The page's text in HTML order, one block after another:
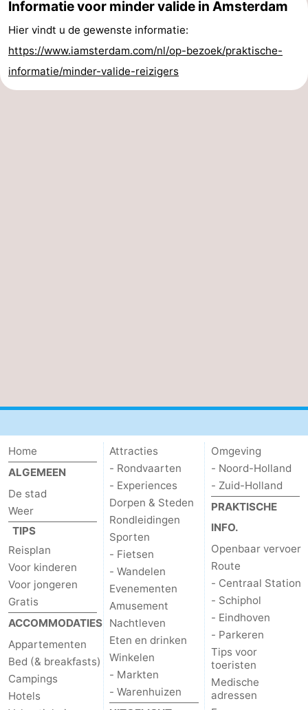
Station
Schiphol
Eindhoven
-
Informatie voor minder valide in Amsterdam
Hier vindt u de gewenste informatie:
https://www.iamsterdam.com/nl/op-bezoek/praktische-
informatie/minder-valide-reizigers
Home
ALGEMEEN
De stad
Weer
TIPS
Reisplan
Voor kinderen
Voor jongeren
Gratis
ACCOMMODATIES
Appartementen
Bed (& breakfasts)
Campings
Hotels
Attracties
- Rondvaarten
- Experiences
Dorpen & Steden
Rondleidingen
Sporten
- Fietsen
- Wandelen
Evenementen
Amusement
Nachtleven
Eten en drinken
Winkelen
- Markten
- Warenhuizen
Omgeving
- Noord-Holland
- Zuid-Holland
PRAKTISCHE
INFO.
Openbaar vervoer
Route
- Centraal Station
- Schiphol
- Eindhoven
- Parkeren
Tips voor
toeristen
Medische
adressen